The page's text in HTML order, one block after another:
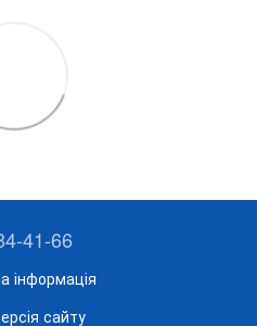
41-66
інформація
сайту